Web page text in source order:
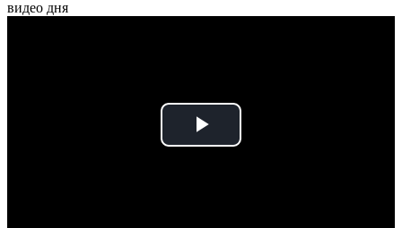
видео дня
Play